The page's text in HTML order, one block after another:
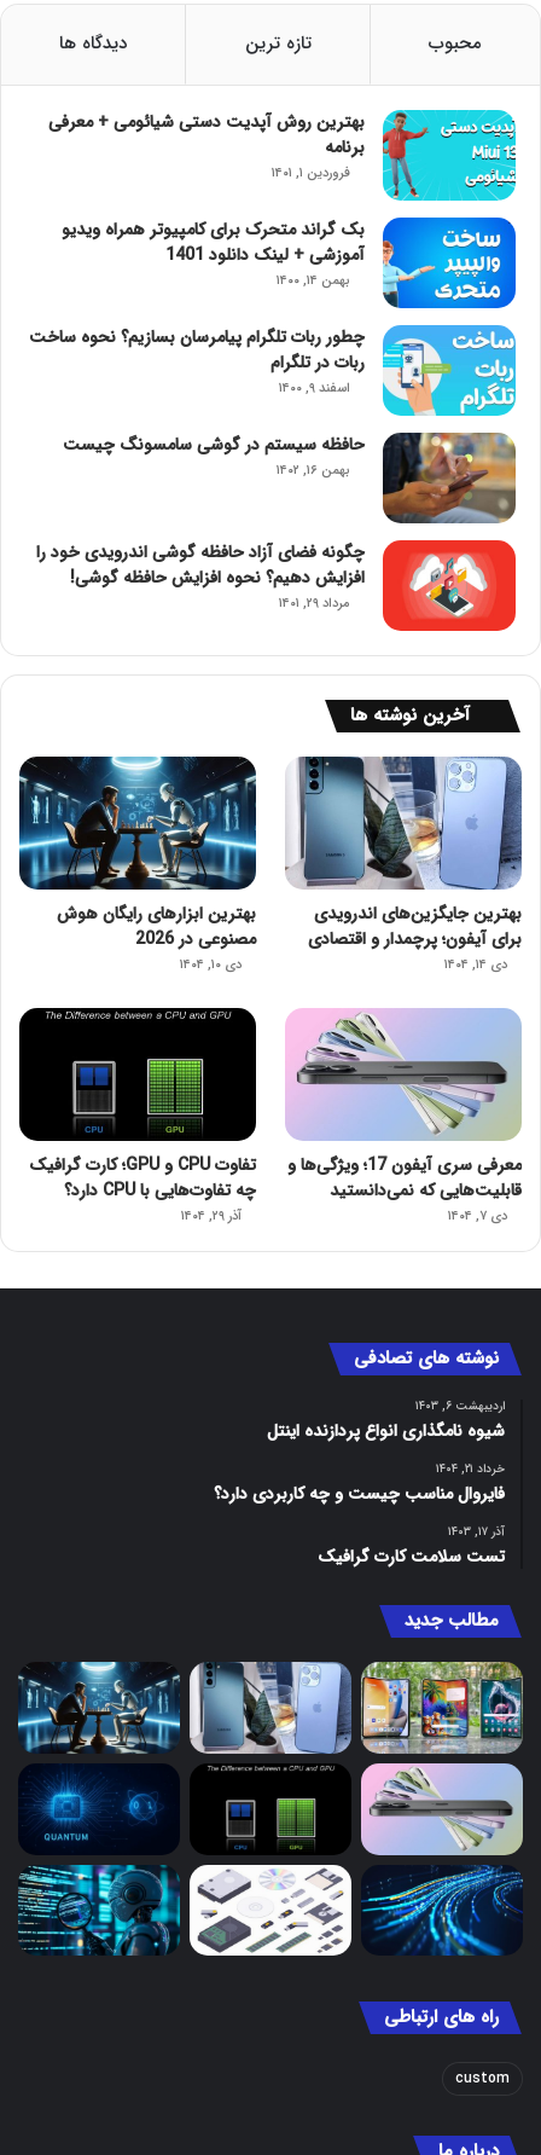
محبوب تازه ترین دیدگاه ها
بهترین روش آپدیت دستی شیائومی + معرفی
برنامه
فروردین ۱, ۱۴۰۱
بک گراند متحرک برای کامپیوتر همراه ویدیو
آموزشی + لینک دانلود 1401
بهمن ۱۴, ۱۴۰۰
چطور ربات تلگرام پیامرسان بسازیم؟ نحوه ساخت
ربات در تلگرام
اسفند ۹, ۱۴۰۰
حافظه سیستم در گوشی سامسونگ چیست
بهمن ۱۶, ۱۴۰۲
چگونه فضای آزاد حافظه گوشی اندرویدی خود را
افزایش دهیم؟ نحوه افزایش حافظه گوشی!
مرداد ۲۹, ۱۴۰۱
آخرین نوشته ها
بهترین جایگزین‌های اندرویدی
برای آیفون؛ پرچمدار و اقتصادی
دی ۱۴, ۱۴۰۴
بهترین ابزارهای رایگان هوش
مصنوعی در 2026
دی ۱۰, ۱۴۰۴
معرفی سری آیفون 17؛ ویژگی‌ها و
قابلیت‌هایی که نمی‌دانستید
دی ۷, ۱۴۰۴
تفاوت CPU و GPU؛ کارت گرافیک
چه تفاوت‌هایی با CPU دارد؟
آذر ۲۹, ۱۴۰۴
نوشته های تصادفی
اردیبهشت ۶, ۱۴۰۳
شیوه نامگذاری انواع پردازنده اینتل
خرداد ۲۱, ۱۴۰۴
فایروال مناسب چیست و چه کاربردی دارد؟
آذر ۱۷, ۱۴۰۳
‌‌‌تست سلامت کارت گرافیک
مطالب جدید
راه های ارتباطی
custom